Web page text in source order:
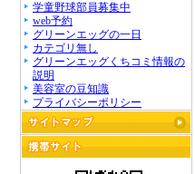
学童野球部員募集中
web予約
グリーンエッグの一日
カテゴリ無し
グリーンエッグくちコミ情報の
説明
美容室の豆知識
プライバシーポリシー